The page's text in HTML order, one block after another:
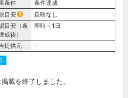
条件
条件達成
目安
反映なし
目安（条
成後）
即時～1日
提供元
-
載を終了しました。